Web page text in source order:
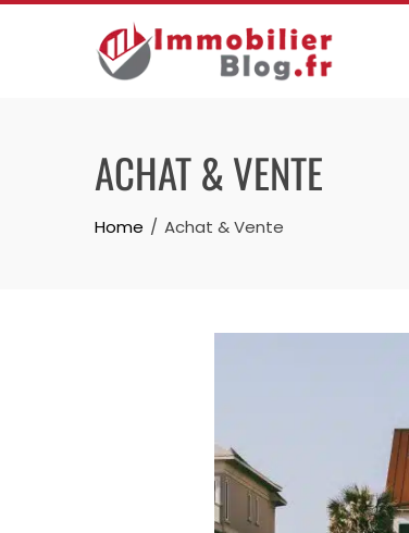
Skip
ACHAT & VENTE
Home Achat & Vente